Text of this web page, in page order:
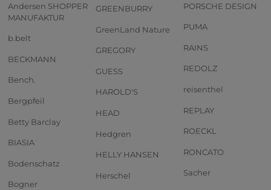
Andersen SHOPPER
MANUFAKTUR
b.belt
BECKMANN
Bench.
Bergpfeil
Betty Barclay
BIASIA
Bodenschatz
Bogner
GREENBURRY
GreenLand Nature
GREGORY
GUESS
HAROLD'S
HEAD
Hedgren
HELLY HANSEN
Herschel
PORSCHE DESIGN
PUMA
RAINS
REDOLZ
reisenthel
REPLAY
ROECKL
RONCATO
Sacher